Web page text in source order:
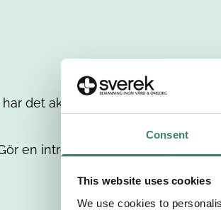
Consent
This website uses cookies
We use cookies to
har det aktuella jobbet tagits bort
en intresseanmälan så